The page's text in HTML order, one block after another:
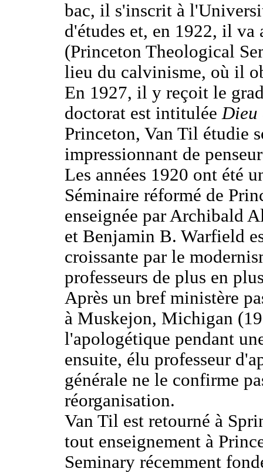
bac, il s'inscrit à
d'études et, en 1922, il va
(Princeton Theological
lieu du calvinisme, où il
En 1927, il y reçoit le
doctorat est intituléeDieu
Princeton, Van Til étudie
impressionnant de
Les années 1920 ont été
Séminaire réformé de
enseignée par Archibald
et Benjamin B. Warfield
croissante par le
professeurs de plus en
Après un bref ministère
à Muskejon, Michigan
l'apologétique pendant
ensuite, élu professeur
générale ne le confirme
réorganisation.
Van Til est retourné à
tout enseignement à
Seminary récemment